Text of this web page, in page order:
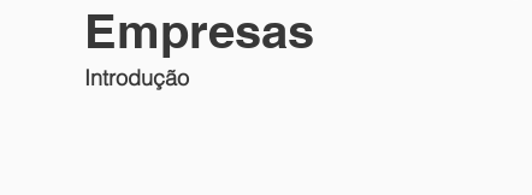
DIRPF
Empresas
Introdução